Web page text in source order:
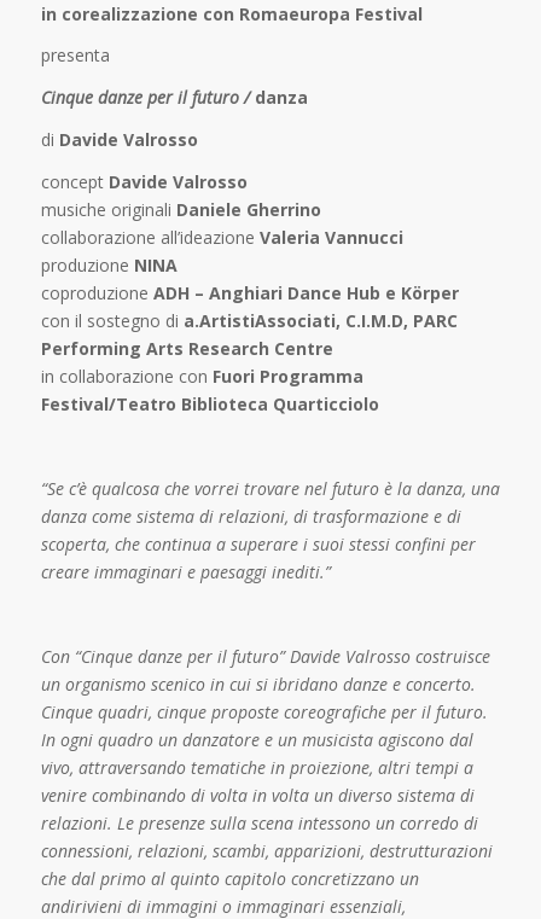
in corealizzazione con Romaeuropa Festival
presenta
Cinque danze per il futuro /danza
di Davide Valrosso
concept Davide Valrosso
musiche originali Daniele Gherrino
collaborazione all’ideazione Valeria Vannucci
produzione NINA
coproduzione ADH – Anghiari Dance Hub e Körper
con il sostegno di a.ArtistiAssociati, C.I.M.D, PARC
Performing Arts Research Centre
in collaborazione con Fuori Programma
Festival/Teatro Biblioteca Quarticciolo
“Se c’è qualcosa che vorrei trovare nel futuro è la danza, una
danza come sistema di relazioni, di trasformazione e di
scoperta, che continua a superare i suoi stessi confini per
creare immaginari e paesaggi inediti.”
Con “Cinque danze per il futuro” Davide Valrosso costruisce
un organismo scenico in cui si ibridano danze e concerto.
Cinque quadri, cinque proposte coreografiche per il futuro.
In ogni quadro un danzatore e un musicista agiscono dal
vivo, attraversando tematiche in proiezione, altri tempi a
venire combinando di volta in volta un diverso sistema di
relazioni. Le presenze sulla scena intessono un corredo di
connessioni, relazioni, scambi, apparizioni, destrutturazioni
che dal primo al quinto capitolo concretizzano un
andirivieni di immagini o immaginari essenziali,